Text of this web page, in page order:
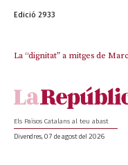
Edició 2933
La “dignitat” a mitges de Marc
Junts exigeix que
Els Països Catalans al teu abast
Divendres, 07 de agost del 2026